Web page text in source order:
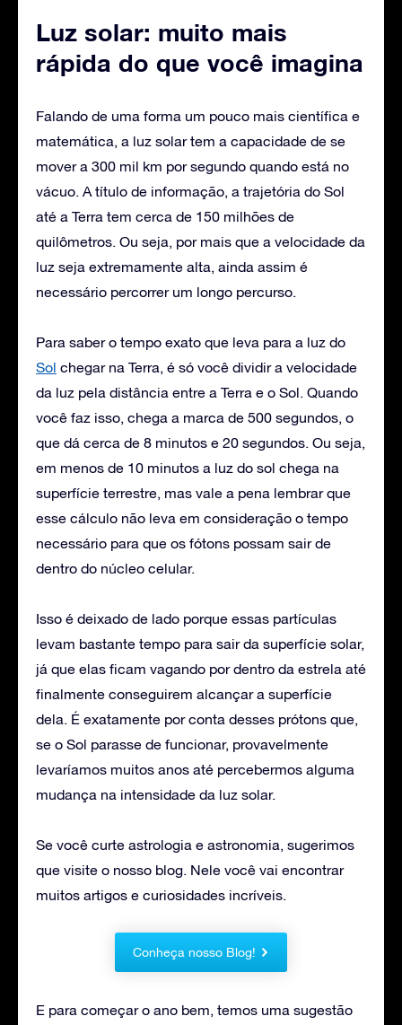
Luz solar: muito mais
rápida do que você imagina
Falando de uma forma um pouco mais científica e
matemática, a luz solar tem a capacidade de se
mover a 300 mil km por segundo quando está no
vácuo. A título de informação, a trajetória do Sol
até a Terra tem cerca de 150 milhões de
quilômetros. Ou seja, por mais que a velocidade da
luz seja extremamente alta, ainda assim é
necessário percorrer um longo percurso.
Para saber o tempo exato que leva para a luz do
Sol chegar na Terra, é só você dividir a velocidade
da luz pela distância entre a Terra e o Sol. Quando
você faz isso, chega a marca de 500 segundos, o
que dá cerca de 8 minutos e 20 segundos. Ou seja,
em menos de 10 minutos a luz do sol chega na
superfície terrestre, mas vale a pena lembrar que
esse cálculo não leva em consideração o tempo
necessário para que os fótons possam sair de
dentro do núcleo celular.
Isso é deixado de lado porque essas partículas
levam bastante tempo para sair da superfície solar,
já que elas ficam vagando por dentro da estrela até
finalmente conseguirem alcançar a superfície
dela. É exatamente por conta desses prótons que,
se o Sol parasse de funcionar, provavelmente
levaríamos muitos anos até percebermos alguma
mudança na intensidade da luz solar.
Se você curte astrologia e astronomia, sugerimos
que visite o nosso blog. Nele você vai encontrar
muitos artigos e curiosidades incríveis.
Conheça nosso Blog!
E para começar o ano bem, temos uma sugestão